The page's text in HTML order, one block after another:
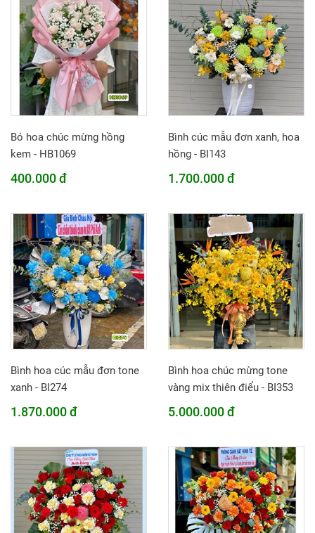
Bó hoa chúc mừng hồng
kem - HB1069
400.000 đ
Bình cúc mẫu đơn xanh, hoa
hồng - BI143
1.700.000 đ
Bình hoa cúc mẫu đơn tone
xanh - BI274
1.870.000 đ
Bình hoa chúc mừng tone
vàng mix thiên điểu - BI353
5.000.000 đ